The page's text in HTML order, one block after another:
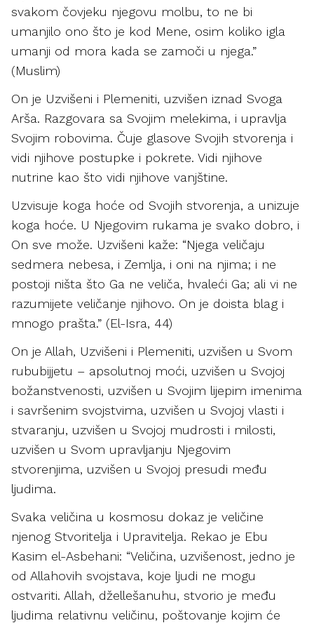
svakom čovjeku njegovu molbu, to ne bi
umanjilo ono što je kod Mene, osim koliko igla
umanji od mora kada se zamoči u njega.”
(Muslim)
On je Uzvišeni i Plemeniti, uzvišen iznad Svoga
Arša. Razgovara sa Svojim melekima, i upravlja
Svojim robovima. Čuje glasove Svojih stvorenja i
vidi njihove postupke i pokrete. Vidi njihove
nutrine kao što vidi njihove vanjštine.
Uzvisuje koga hoće od Svojih stvorenja, a unizuje
koga hoće. U Njegovim rukama je svako dobro, i
On sve može. Uzvišeni kaže: “Njega veličaju
sedmera nebesa, i Zemlja, i oni na njima; i ne
postoji ništa što Ga ne veliča, hvaleći Ga; ali vi ne
razumijete veličanje njihovo. On je doista blag i
mnogo prašta.” (El-Isra, 44)
On je Allah, Uzvišeni i Plemeniti, uzvišen u Svom
rububijjetu – apsolutnoj moći, uzvišen u Svojoj
božanstvenosti, uzvišen u Svojim lijepim imenima
i savršenim svojstvima, uzvišen u Svojoj vlasti i
stvaranju, uzvišen u Svojoj mudrosti i milosti,
uzvišen u Svom upravljanju Njegovim
stvorenjima, uzvišen u Svojoj presudi među
ljudima.
Svaka veličina u kosmosu dokaz je veličine
njenog Stvoritelja i Upravitelja. Rekao je Ebu
Kasim el-Asbehani: “Veličina, uzvišenost, jedno je
od Allahovih svojstava, koje ljudi ne mogu
ostvariti. Allah, džellešanuhu, stvorio je među
ljudima relativnu veličinu, poštovanje kojim će